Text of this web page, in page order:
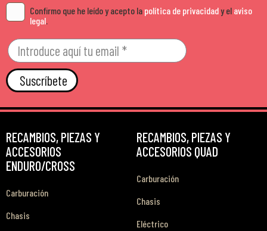
Confirmo que he leído y acepto la política de privacidady el aviso
legal
Suscríbete
RECAMBIOS, PIEZAS Y
ACCESORIOS
ENDURO/CROSS
Carburación
Chasis
RECAMBIOS, PIEZAS Y
ACCESORIOS QUAD
Carburación
Chasis
Eléctrico